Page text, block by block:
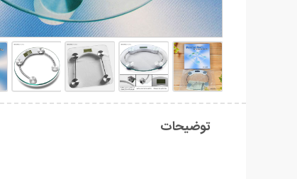
توضیحات